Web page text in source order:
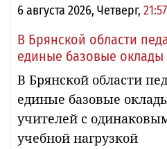
6 августа 2026, Четверг, 21:57
В Брянской области
единые базовые оклады
В Брянской области
единые базовые
учителей с
учебной нагрузкой